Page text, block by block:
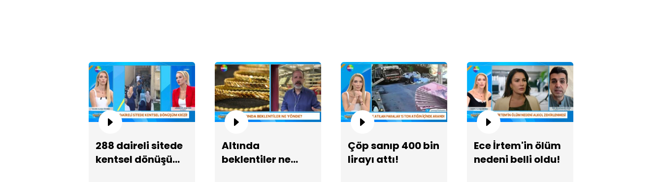
288 daireli sitede kentsel
dönüşüm krizi!
288 daireli sitede
kentsel dönüşüm
Altında
beklentiler ne
Çöp sanıp 400 bin
lirayı attı!
Ece İrtem'in ölüm
nedeni belli oldu!